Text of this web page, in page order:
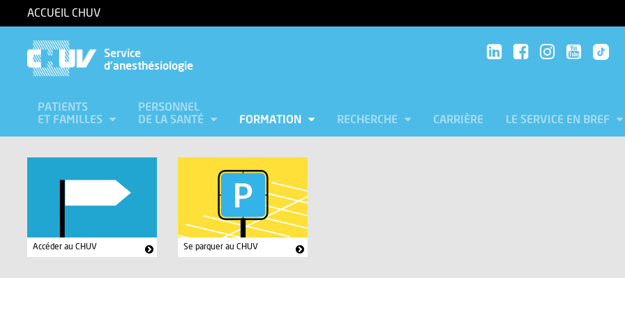
ACCUEIL CHUV
Service
d'anesthésiologie
PATIENTS
ET FAMILLES
PERSONNEL
DE LA SANTÉ
FORMATION RECHERCHE CARRIÈRE LE SERVICE EN BREF
Accéder au CHUV Se parquer au CHUV